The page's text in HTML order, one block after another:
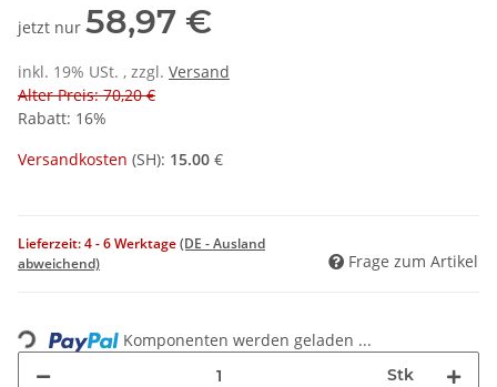
jetzt nur 58,97 €
inkl. 19% USt. , zzgl. Versand
Alter Preis: 70,20 €
Rabatt: 16%
Versandkosten (SH): 15.00 €
Lieferzeit:4 - 6 Werktage(DE - Ausland
abweichend)
Frage zum Artikel
Stk
Loading... Komponenten werden geladen ...